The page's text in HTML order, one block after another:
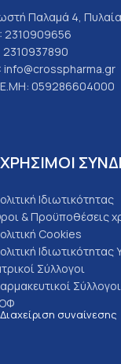
Παλαμά 4,
2310909656
2310937890
info@crosspharma.gr
059286604000
ΧΡΗΣΙΜΟΙ
Ιδιωτικότητας
& Προϋποθέσεις
Cookies
Σύλλογοι
Σύλλογοι
Διαχείριση συναίνεσης